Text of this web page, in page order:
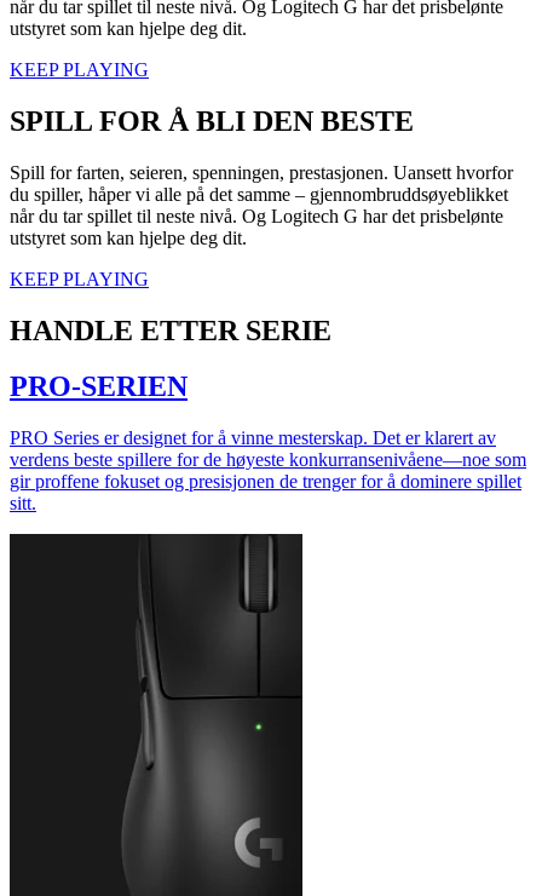
når du tar spillet til neste nivå. Og Logitech G har det prisbelønte
utstyret som kan hjelpe deg dit.
KEEP PLAYING
SPILL FOR Å BLI DEN BESTE
Spill for farten, seieren, spenningen, prestasjonen. Uansett hvorfor
du spiller, håper vi alle på det samme – gjennombruddsøyeblikket
når du tar spillet til neste nivå. Og Logitech G har det prisbelønte
utstyret som kan hjelpe deg dit.
KEEP PLAYING
HANDLE ETTER SERIE
PRO-SERIEN
PRO Series er designet for å vinne mesterskap. Det er klarert av
verdens beste spillere for de høyeste konkurransenivåene—noe som
gir proffene fokuset og presisjonen de trenger for å dominere spillet
sitt.